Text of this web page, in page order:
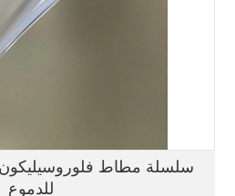
سلسلة مطاط فلوروسيليكون
للدموع